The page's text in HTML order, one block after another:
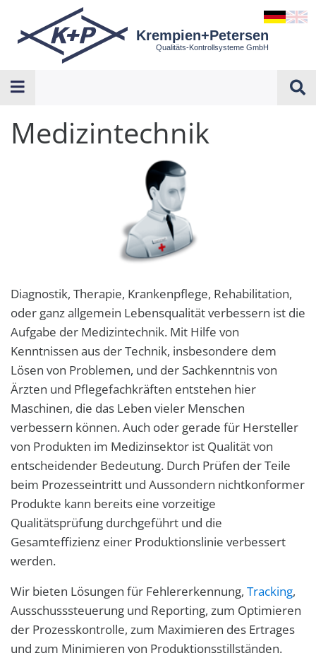
Krempien+Petersen
Qualitäts-Kontrollsysteme GmbH
Medizintechnik
Diagnostik, Therapie, Krankenpflege, Rehabilitation,
oder ganz allgemein Lebensqualität verbessern ist die
Aufgabe der Medizintechnik. Mit Hilfe von
Kenntnissen aus der Technik, insbesondere dem
Lösen von Problemen, und der Sachkenntnis von
Ärzten und Pflegefachkräften entstehen hier
Maschinen, die das Leben vieler Menschen
verbessern können. Auch oder gerade für Hersteller
von Produkten im Medizinsektor ist Qualität von
entscheidender Bedeutung. Durch Prüfen der Teile
beim Prozesseintritt und Aussondern nichtkonformer
Produkte kann bereits eine vorzeitige
Qualitätsprüfung durchgeführt und die
Gesamteffizienz einer Produktionslinie verbessert
werden.
Wir bieten Lösungen für Fehlererkennung, Tracking,
Ausschusssteuerung und Reporting, zum Optimieren
der Prozesskontrolle, zum Maximieren des Ertrages
und zum Minimieren von Produktionsstillständen.